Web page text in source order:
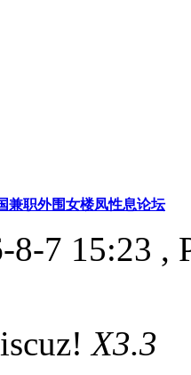
兼职外围女楼凤性息论坛
8-7 15:23 ,
X3.3